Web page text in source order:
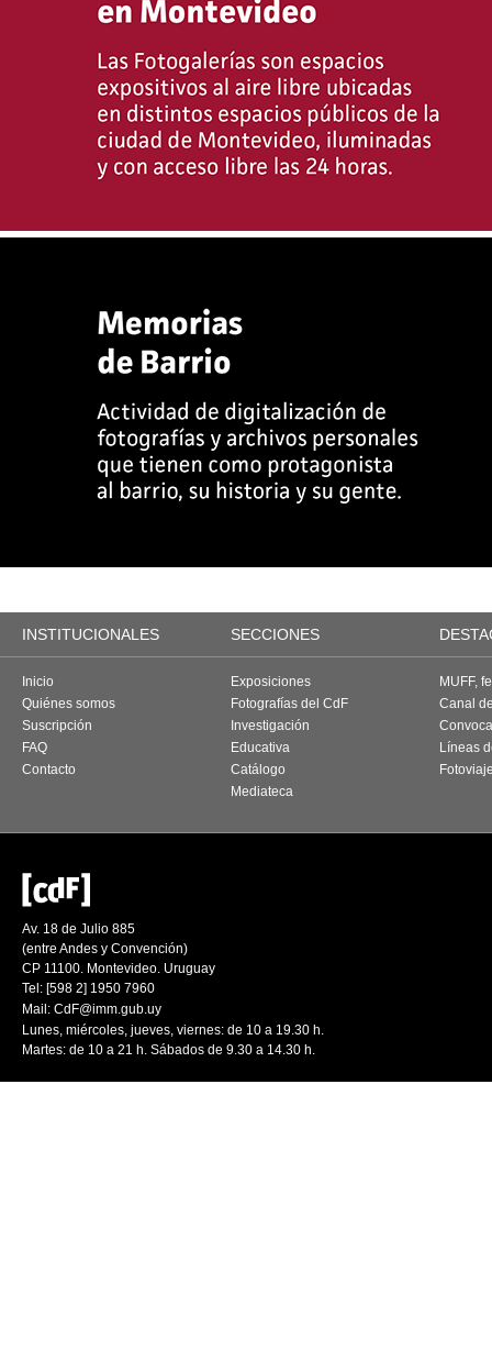
INSTITUCIONALES SECCIONES
Inicio
Quiénes somos
Suscripción
FAQ
Contacto
Exposiciones
Fotografías del CdF
Investigación
Educativa
Catálogo
Mediateca
MUFF,
Canal
Líneas
Av. 18 de Julio 885
(entre Andes y Convención)
CP 11100. Montevideo. Uruguay
Tel: [598 2] 1950 7960
Mail: CdF@imm.gub.uy
Lunes, miércoles, jueves, viernes: de 10 a 19.30 h.
Martes: de 10 a 21 h. Sábados de 9.30 a 14.30 h.